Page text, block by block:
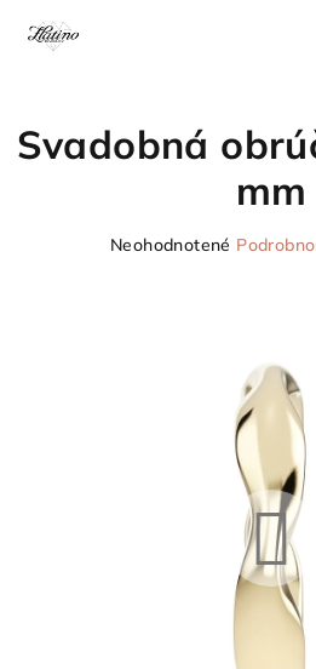
Svadobná
mm
Priemerné
Neohodnotené